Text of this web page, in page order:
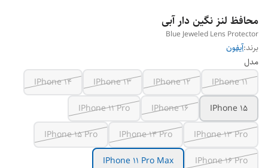
محافظ لنز نگین دار آبی
Blue Jeweled Lens Protector
برند:آیفون
مدل
IPhone 11
IPhone 12
IPhone 13
IPhone 14
IPhone 15
IPhone 16
IPhone 11 Pro
IPhone 13 Pro
IPhone 14 Pro
IPhone 15 Pro
IPhone 16 Pro
IPhone 11 Pro Max